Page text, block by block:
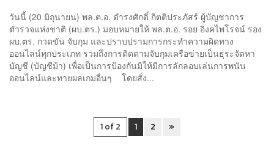
วันนี้ (20 มิถุนายน) พล.ต.อ. ดำรงศักดิ์ กิตติประภัสร์ ผู้บัญชาการ
ตำรวจแห่งชาติ (ผบ.ตร.) มอบหมายให้ พล.ต.อ. รอย อิงคไพโรจน์ รอง
ผบ.ตร. กวดขัน จับกุม และปราบปรามการกระทำความผิดทาง
ออนไลน์ทุกประเภท รวมถึงการติดตามจับกุมเครือข่ายเป็นธุระจัดหา
บัญชี (บัญชีม้า) เพื่อเป็นการป้องกันมิให้มีการลักลอบเล่นการพนัน
ออนไลน์และทายผลเกมอื่นๆ โดยสั่ง...
1 of 2 1 2 »